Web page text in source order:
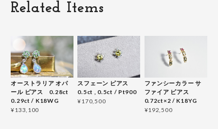
Related Items
オーストラリア オパ
ール ピアス 0.28ct
0.29ct / K18WG
¥133,100
スフェーン ピアス
0.5ct , 0.5ct / Pt900
¥170,500
ファンシーカラー サ
ファイア ピアス
0.72ct×2 / K18YG
¥192,500